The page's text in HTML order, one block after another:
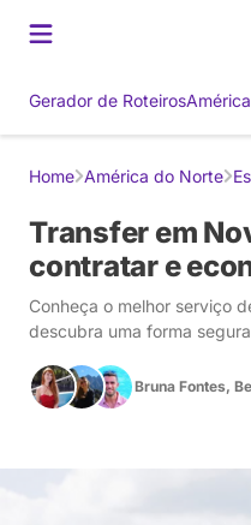
Gerador de Roteiros
Home América do Norte
Transfer em
contratar e
Conheça o melhor serviço
descubra uma forma
Bruna Fontes,